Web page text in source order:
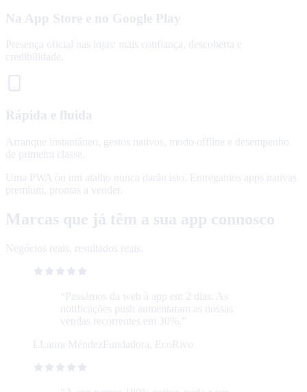
Na App Store e no Google Play
Presença oficial nas lojas: mais confiança, descoberta e
credibilidade.
Rápida e fluida
Arranque instantâneo, gestos nativos, modo offline e desempenho
de primeira classe.
Uma PWA ou um atalho nunca darão isto. Entregamos apps nativas
premium, prontas a vender.
Marcas que já têm a sua app connosco
Negócios reais, resultados reais.
“ Passámos da web à app em 2 dias. As
notificações push aumentaram as nossas
vendas recorrentes em 30%.
”
L Laura MéndezFundadora, EcoRivo